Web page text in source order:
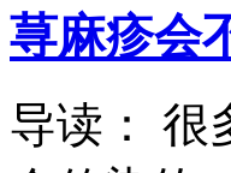
荨麻疹会
导读： 很